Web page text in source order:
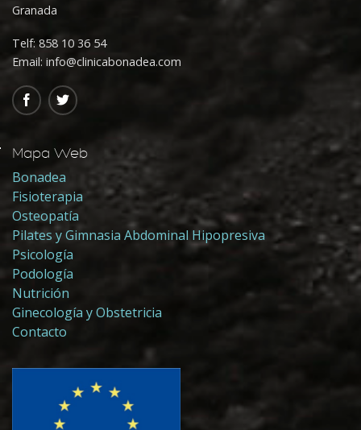
Granada
Telf:858 10 36 54
Email: info@clinicabonadea.com
Mapa Web
Bonadea
Fisioterapia
Osteopatía
Pilates y Gimnasia Abdominal Hipopresiva
Psicología
Podología
Nutrición
Ginecología y Obstetricia
Contacto